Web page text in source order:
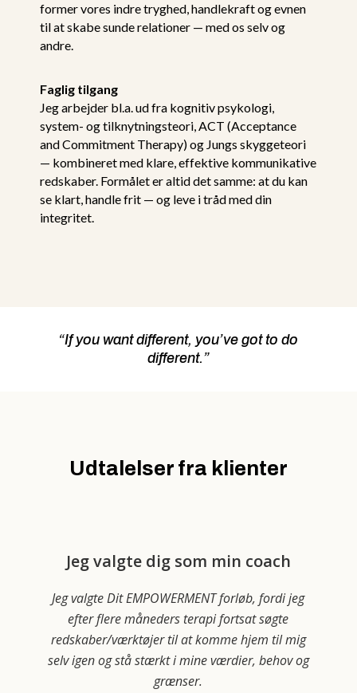
former vores indre tryghed, handlekraft og evnen
til at skabe sunde relationer — med os selv og
andre.
Faglig tilgang
Jeg arbejder bl.a. ud fra kognitiv psykologi,
system- og tilknytningsteori, ACT (Acceptance
and Commitment Therapy) og Jungs skyggeteori
— kombineret med klare, effektive kommunikative
redskaber. Formålet er altid det samme: at du kan
se klart, handle frit — og leve i tråd med din
integritet.
“If you want different, you’ve got to do
different.”
Udtalelser fra klienter
Jeg valgte dig som min coach
Jeg valgte Dit EMPOWERMENT forløb, fordi jeg
efter flere måneders terapi fortsat søgte
redskaber/værktøjer til at komme hjem til mig
selv igen og stå stærkt i mine værdier, behov og
grænser.